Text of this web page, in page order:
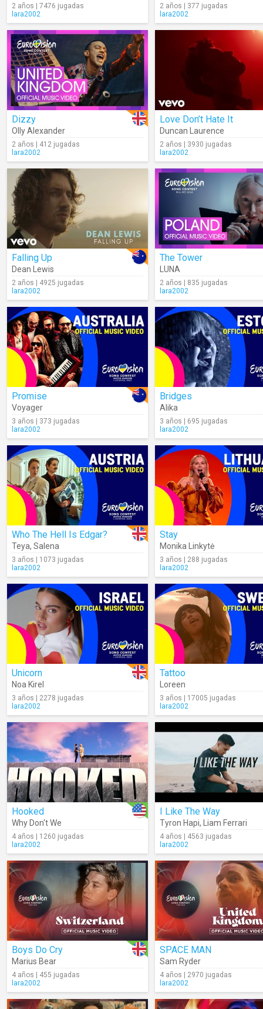
2 años | 7476 jugadas
lara2002
2 años | 377 jugadas
lara2002
Dizzy
Olly Alexander
2 años | 412 jugadas
lara2002
Love Don’t Hate It
Duncan Laurence
2 años | 3930 jugadas
lara2002
Falling Up
Dean Lewis
2 años | 4925 jugadas
lara2002
The Tower
LUNA
2 años | 835 jugadas
lara2002
Promise
Voyager
3 años | 373 jugadas
lara2002
Bridges
Alika
3 años | 695 jugadas
lara2002
Who The Hell Is Edgar?
Teya, Salena
3 años | 1073 jugadas
lara2002
Stay
Monika Linkytė
3 años | 288 jugadas
lara2002
Unicorn
Noa Kirel
3 años | 2278 jugadas
lara2002
Tattoo
Loreen
3 años | 17005 jugadas
lara2002
Hooked
Why Don't We
4 años | 1260 jugadas
lara2002
I Like The Way
Tyron Hapi, Liam Ferrari
4 años | 4563 jugadas
lara2002
Boys Do Cry
Marius Bear
4 años | 455 jugadas
lara2002
SPACE MAN
Sam Ryder
4 años | 2970 jugadas
lara2002